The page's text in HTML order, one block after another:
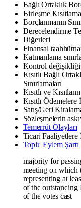
Bağlı Ortaklık
Birleşme
Borçlanmanın
Derecelendirme
Diğerleri
Finansal
Katmanlama
Kontrol değişikliği
Kısıtlı Bağlı
Sınırlamaları
Kısıtlı ve
Kısıtlı Ödemelere
Satış/Geri
Sözleşmelerin
Temerrüt Olayları
Ticari Faaliyetlere
Toplu Eylem Şartı
majority for
meeting on which
representing at
of the outstanding
of the votes cast